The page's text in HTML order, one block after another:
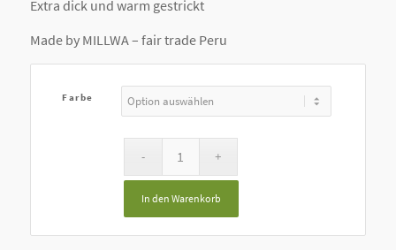
Extra dick und warm gestrickt
Made by MILLWA – fair trade Peru
Farbe
In den Warenkorb